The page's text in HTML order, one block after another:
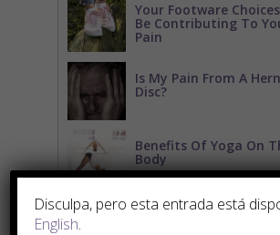
Your Footware
Be Contributing To
Pain
Is My Pain From A
Disc?
Benefits Of Yoga On
Body
5 General Tips For
Disculpa, pero esta entrada está
English.